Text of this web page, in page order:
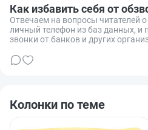
Как избавить себя от
Отвечаем на вопросы читателей
личный телефон из баз данных, и
звонки от банков и других
читателей и экспертов.
Колонки по теме